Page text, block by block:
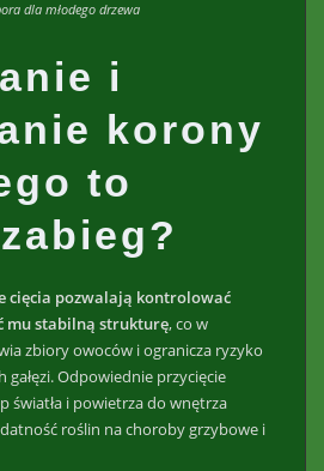
dla młodego drzewa
i
korony
to
cięcia pozwalają kontrolować
mu stabilną strukturę, co w
zbiory owoców i ogranicza ryzyko
gałęzi. Odpowiednie przycięcie
światła i powietrza do wnętrza
roślin na choroby grzybowe i